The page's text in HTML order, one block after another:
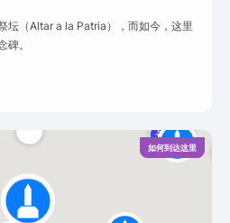
坛（Altar a la Patria），而如今，这里
。
如何到达这里